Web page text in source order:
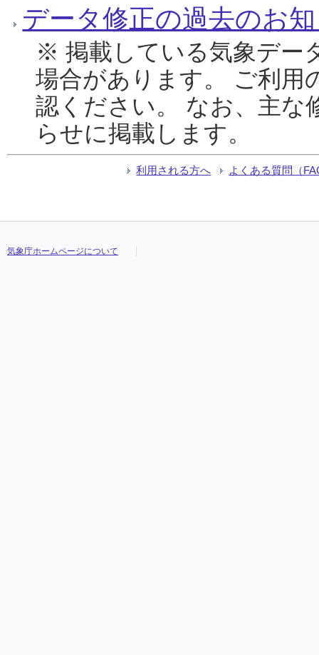
データ修正の過去のお
※ 掲載している気象デー
場合があります。 ご利用
認ください。 なお、主な
らせに掲載します。
利用される方へ よくある質問（
気象庁ホームページについて